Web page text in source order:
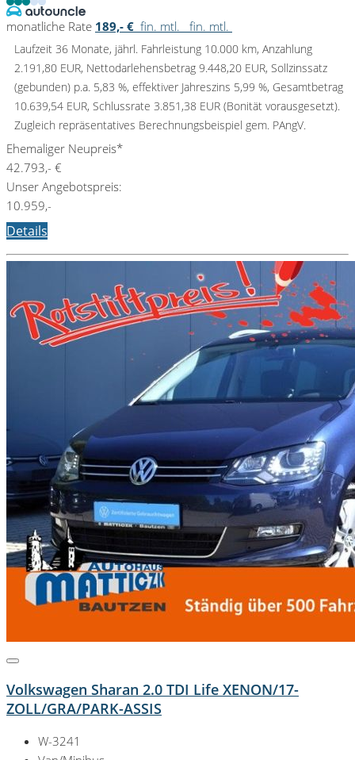
monatliche Rate 189,- € fin. mtl. fin. mtl.
Laufzeit 36 Monate, jährl. Fahrleistung 10.000 km, Anzahlung
2.191,80 EUR, Nettodarlehensbetrag 9.448,20 EUR, Sollzinssatz
(gebunden) p.a. 5,83 %, effektiver Jahreszins 5,99 %, Gesamtbetrag
10.639,54 EUR, Schlussrate 3.851,38 EUR (Bonität vorausgesetzt).
Zugleich repräsentatives Berechnungsbeispiel gem. PAngV.
Ehemaliger Neupreis*
42.793,- €
Unser Angebotspreis:
10.959,-
Details
Volkswagen Sharan 2.0 TDI Life XENON/17-
ZOLL/GRA/PARK-ASSIS
W-3241